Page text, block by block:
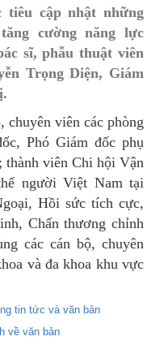
tiêu cập nhật những
cường năng lực
sĩ, phẫu thuật viên
Trọng Diện, Giám
chuyên viên các phòng
Phó Giám đốc phụ
thành viên Chi hội Vận
người Việt Nam tại
Hồi sức tích cực,
Chấn thương chỉnh
các cán bộ, chuyên
và đa khoa khu vực